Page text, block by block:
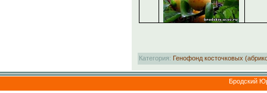
Категория: Генофонд косточковых
Бродский